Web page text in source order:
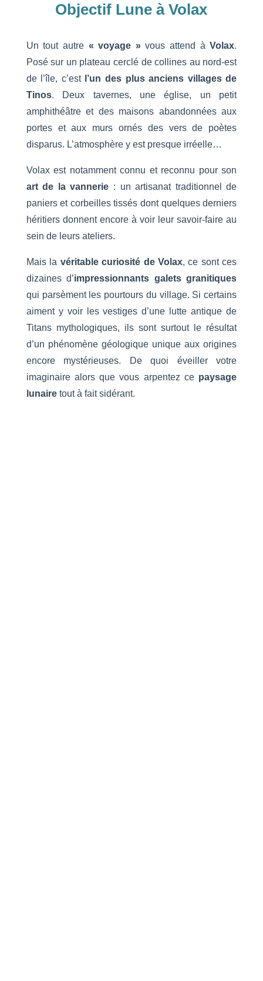
Objectif Lune à Volax
Un tout autre « voyage »vous attend àVolax.
Posé sur un plateau cerclé de collines au nord-est
de l’île, c’est l’un des plus anciens villages de
Tinos. Deux tavernes, une église, un petit
amphithéâtre et des maisons abandonnées aux
portes et aux murs ornés des vers de poètes
disparus. L’atmosphère y est presque irréelle…
Volax est notamment connu et reconnu pour son
art de la vannerie : un artisanat traditionnel de
paniers et corbeilles tissés dont quelques derniers
héritiers donnent encore à voir leur savoir-faire au
sein de leurs ateliers.
Mais la véritable curiosité de Volax, ce sont ces
dizaines d’impressionnants galets granitiques
qui parsèment les pourtours du village. Si certains
aiment y voir les vestiges d’une lutte antique de
Titans mythologiques, ils sont surtout le résultat
d’un phénomène géologique unique aux origines
encore mystérieuses. De quoi éveiller votre
imaginaire alors que vous arpentez ce paysage
lunairetout à fait sidérant.